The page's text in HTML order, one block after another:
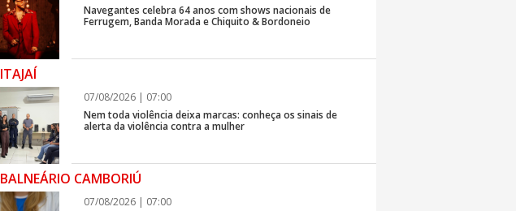
Navegantes celebra 64 anos com shows nacionais de
Ferrugem, Banda Morada e Chiquito & Bordoneio
ITAJAÍ
07/08/2026 | 07:00
Nem toda violência deixa marcas: conheça os sinais de
alerta da violência contra a mulher
BALNEÁRIO CAMBORIÚ
07/08/2026 | 07:00